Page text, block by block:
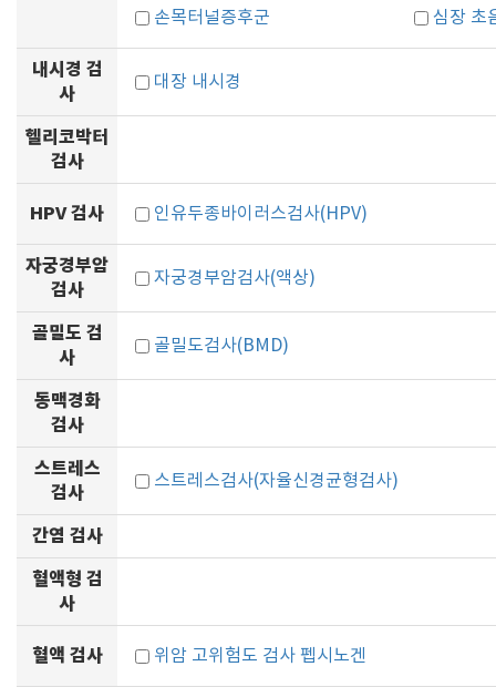
손목터널증후군 심장 초
내시경 검
사
대장 내시경
헬리코박터
검사
HPV 검사 인유두종바이러스검사(HPV)
자궁경부암
검사
자궁경부암검사(액상)
골밀도 검
사
골밀도검사(BMD)
동맥경화
검사
스트레스
검사
스트레스검사(자율신경균형검사)
간염 검사
혈액형 검
사
혈액 검사 위암 고위험도 검사 펩시노겐